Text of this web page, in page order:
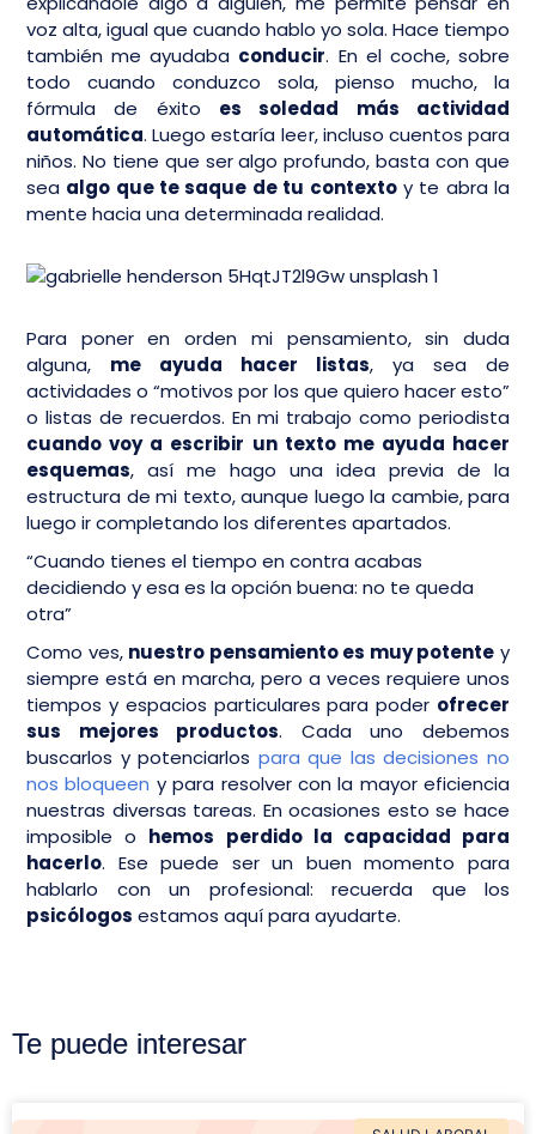
voz alta, igual que cuando hablo yo sola. Hace tiempo
también me ayudaba conducir. En el coche, sobre
todo cuando conduzco sola, pienso mucho, la
fórmula de éxito es soledad más actividad
automática. Luego estaría leer, incluso cuentos para
niños. No tiene que ser algo profundo, basta con que
sea algo que te saque de tu contextoy te abra la
mente hacia una determinada realidad.
Para poner en orden mi pensamiento, sin duda
alguna, me ayuda hacer listas, ya sea de
actividades o “motivos por los que quiero hacer esto”
o listas de recuerdos. En mi trabajo como periodista
cuando voy a escribir un texto me ayuda hacer
esquemas, así me hago una idea previa de la
estructura de mi texto, aunque luego la cambie, para
luego ir completando los diferentes apartados.
“Cuando tienes el tiempo en contra acabas
decidiendo y esa es la opción buena: no te queda
otra”
Como ves, nuestro pensamiento es muy potente y
siempre está en marcha, pero a veces requiere unos
tiempos y espacios particulares para poder ofrecer
sus mejores productos. Cada uno debemos
buscarlos y potenciarlos para que las decisiones no
nos bloqueen y para resolver con la mayor eficiencia
nuestras diversas tareas. En ocasiones esto se hace
imposible o hemos perdido la capacidad para
hacerlo. Ese puede ser un buen momento para
hablarlo con un profesional: recuerda que los
psicólogos estamos aquí para ayudarte.
Te puede interesar